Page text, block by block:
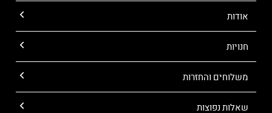
אודות
חנויות
משלוחים והחזרות
שאלות נפוצות